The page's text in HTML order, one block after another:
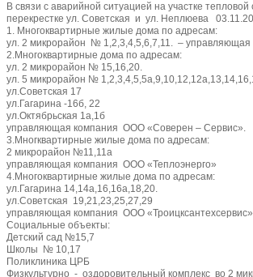
В связи с аварийной ситуацией на участке
перекрестке ул. Советская и ул. Неплюева
1. Многоквартирные жилые дома по адресам:
ул. 2 микрорайон № 1,2,3,4,5,6,7,11. –
2.Многоквартирные дома по адресам:
ул. 2 микрорайон № 15,16,20.
ул. 5 микрорайон №
ул.Советская 17
ул.Гагарина -16б, 22
ул.Октябрьская 1а,1б
управляющая компания ООО «Соверен – Сервис».
3.Многквартирные жилые дома по адресам:
2 микрорайон №11,11а
управляющая компания ООО «Теплоэнерго»
4.Многоквартирные жилые дома по адресам:
ул.Гагарина 14,14а,16,16а,18,20.
ул.Советская 19,21,23,25,27,29
управляющая компания ООО «Троицксантехсервис»
Социальные объекты:
Детский сад №15,7
Школы № 10,17
Поликлиника ЦРБ
Физкультурно - оздоровительный комплекс во 2